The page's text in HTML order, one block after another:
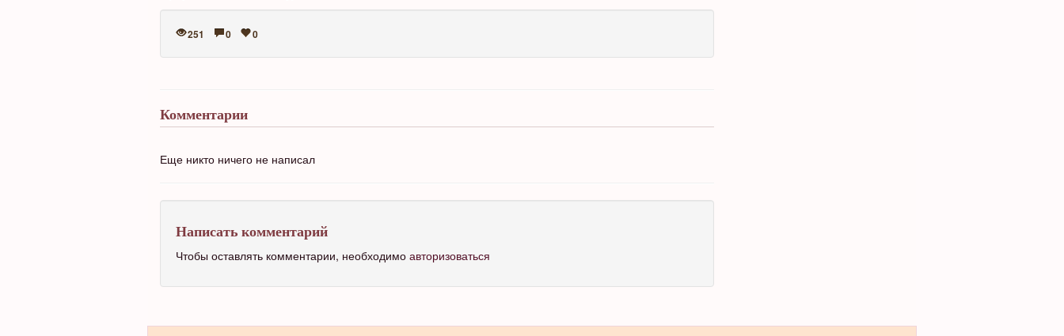
251 0 0
Комментарии
Еще никто ничего не написал
Написать комментарий
Чтобы оставлять комментарии, необходимо авторизоваться